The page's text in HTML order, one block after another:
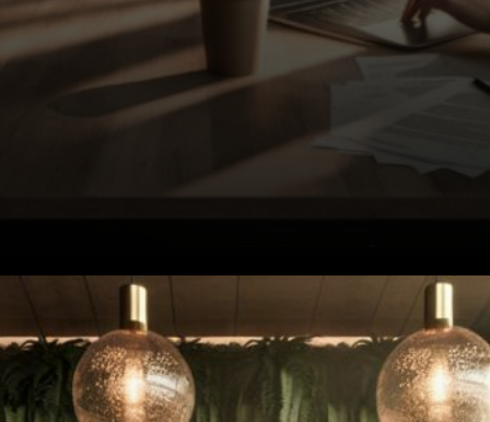
Détails de la sélection de